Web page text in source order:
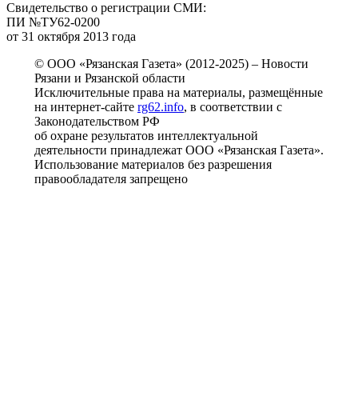
Свидетельство о регистрации СМИ:
ПИ №ТУ62-0200
от 31 октября 2013 года
© ООО «Рязанская Газета» (2012-2025) – Новости
Рязани и Рязанской области
Исключительные права на материалы, размещённые
на интернет-сайте rg62.info, в соответствии с
Законодательством РФ
об охране результатов интеллектуальной
деятельности принадлежат ООО «Рязанская Газета».
Использование материалов без разрешения
правообладателя запрещено